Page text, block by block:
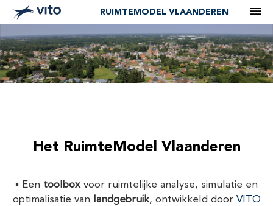
RUIMTEMODEL VLAANDEREN
Het RuimteModel Vlaanderen
▪️ Een toolboxvoor ruimtelijke analyse, simulatie en
optimalisatie van
landgebruik, ontwikkeld door VITO